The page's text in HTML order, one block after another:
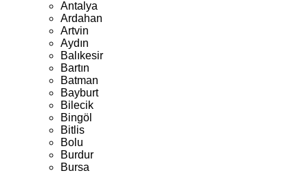
Antalya
Ardahan
Artvin
Aydın
Balıkesir
Bartın
Batman
Bayburt
Bilecik
Bingöl
Bitlis
Bolu
Burdur
Bursa